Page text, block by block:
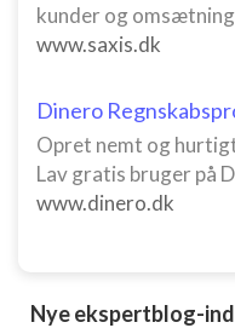
kunder og omsætning
www.saxis.dk
Dinero
Opret nemt og
Lav gratis bruger på
www.dinero.dk
Nye ekspertblog-